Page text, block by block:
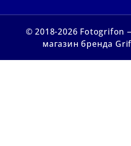
© 2018-2026
магазин бренда